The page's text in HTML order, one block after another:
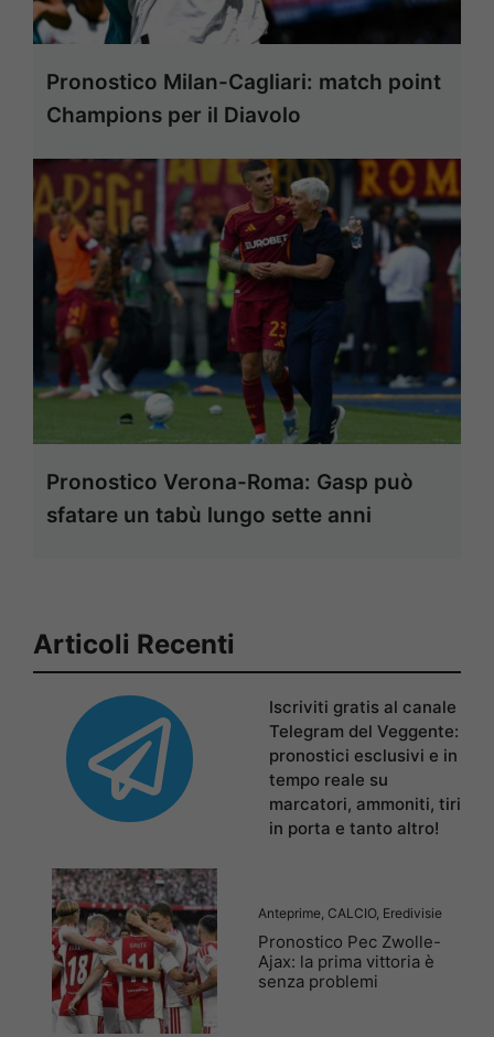
Pronostico Milan-Cagliari: match point
Champions per il Diavolo
Pronostico Verona-Roma: Gasp può
sfatare un tabù lungo sette anni
Articoli Recenti
Iscriviti gratis al canale
Telegram del Veggente:
pronostici esclusivi e in
tempo reale su
marcatori, ammoniti, tiri
in porta e tanto altro!
Anteprime, CALCIO, Eredivisie
Pronostico Pec Zwolle-
Ajax: la prima vittoria è
senza problemi